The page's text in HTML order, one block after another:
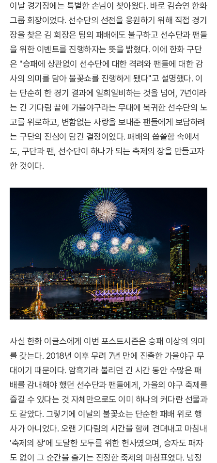
이날 경기장에는 특별한 손님이 찾아왔다. 바로 김승연 한화
그룹 회장이었다. 선수단의 선전을 응원하기 위해 직접 경기
장을 찾은 김 회장은 팀의 패배에도 불구하고 선수단과 팬들
을 위한 이벤트를 진행하자는 뜻을 밝혔다. 이에 한화 구단
은 "승패에 상관없이 선수단에 대한 격려와 팬들에 대한 감
사의 의미를 담아 불꽃쇼를 진행하게 됐다"고 설명했다. 이
는 단순히 한 경기 결과에 일희일비하는 것을 넘어, 7년이라
는 긴 기다림 끝에 가을야구라는 무대에 복귀한 선수단의 노
고를 위로하고, 변함없는 사랑을 보내준 팬들에게 보답하려
는 구단의 진심이 담긴 결정이었다. 패배의 씁쓸함 속에서
도, 구단과 팬, 선수단이 하나가 되는 축제의 장을 만들고자
한 것이다.
사실 한화 이글스에게 이번 포스트시즌은 승패 이상의 의미
를 갖는다. 2018년 이후 무려 7년 만에 진출한 가을야구 무
대이기 때문이다. 암흑기라 불리던 긴 시간 동안 수많은 패
배를 감내해야 했던 선수단과 팬들에게, 가을의 야구 축제를
즐길 수 있다는 것 자체만으로도 이미 하나의 커다란 선물과
도 같았다. 그렇기에 이날의 불꽃쇼는 단순한 패배 위로 행
사가 아니었다. 오랜 기다림의 시간을 함께 견뎌내고 마침내
'축제의 장'에 도달한 모두를 위한 헌사였으며, 승자도 패자
도 없이 그 순간을 즐기는 진정한 축제의 마침표였다. 냉정